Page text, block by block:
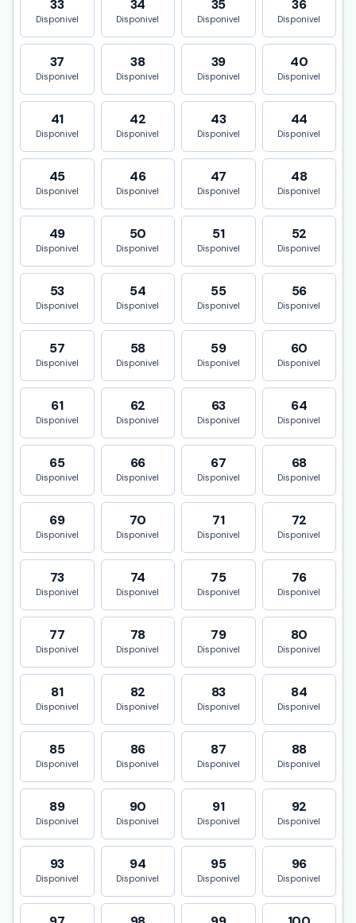
33
Disponivel
34
Disponivel
35
Disponivel
36
Disponivel
37
Disponivel
38
Disponivel
39
Disponivel
40
Disponivel
41
Disponivel
42
Disponivel
43
Disponivel
44
Disponivel
45
Disponivel
46
Disponivel
47
Disponivel
48
Disponivel
49
Disponivel
50
Disponivel
51
Disponivel
52
Disponivel
53
Disponivel
54
Disponivel
55
Disponivel
56
Disponivel
57
Disponivel
58
Disponivel
59
Disponivel
60
Disponivel
61
Disponivel
62
Disponivel
63
Disponivel
64
Disponivel
65
Disponivel
66
Disponivel
67
Disponivel
68
Disponivel
69
Disponivel
70
Disponivel
71
Disponivel
72
Disponivel
73
Disponivel
74
Disponivel
75
Disponivel
76
Disponivel
77
Disponivel
78
Disponivel
79
Disponivel
80
Disponivel
81
Disponivel
82
Disponivel
83
Disponivel
84
Disponivel
85
Disponivel
86
Disponivel
87
Disponivel
88
Disponivel
89
Disponivel
90
Disponivel
91
Disponivel
92
Disponivel
93
Disponivel
94
Disponivel
95
Disponivel
96
Disponivel